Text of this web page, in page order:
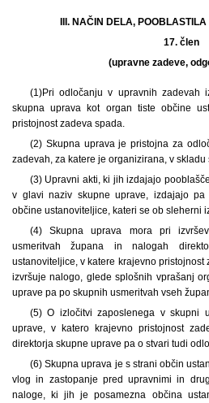
III. NAČIN DELA,
17. člen
(upravne zadeve,
(1)Pri odločanju v upravnih zadevah
skupna uprava kot organ tiste občine
pristojnost zadeva spada.
(2) Skupna uprava je pristojna za
zadevah, za katere je organizirana, v
(3) Upravni akti, ki jih izdajajo
v glavi naziv skupne uprave, izdajajo
občine ustanoviteljice, kateri se ob sleherni
(4) Skupna uprava mora pri
usmeritvah župana in nalogah
ustanoviteljice, v katere krajevno
izvršuje nalogo, glede splošnih vprašanj
uprave pa po skupnih usmeritvah vseh
(5) O izločitvi zaposlenega v skupni
uprave, v katero krajevno pristojnost
direktorja skupne uprave pa o stvari tudi
(6) Skupna uprava je s strani občin
vlog in zastopanje pred upravnimi in
naloge, ki jih je posamezna občina